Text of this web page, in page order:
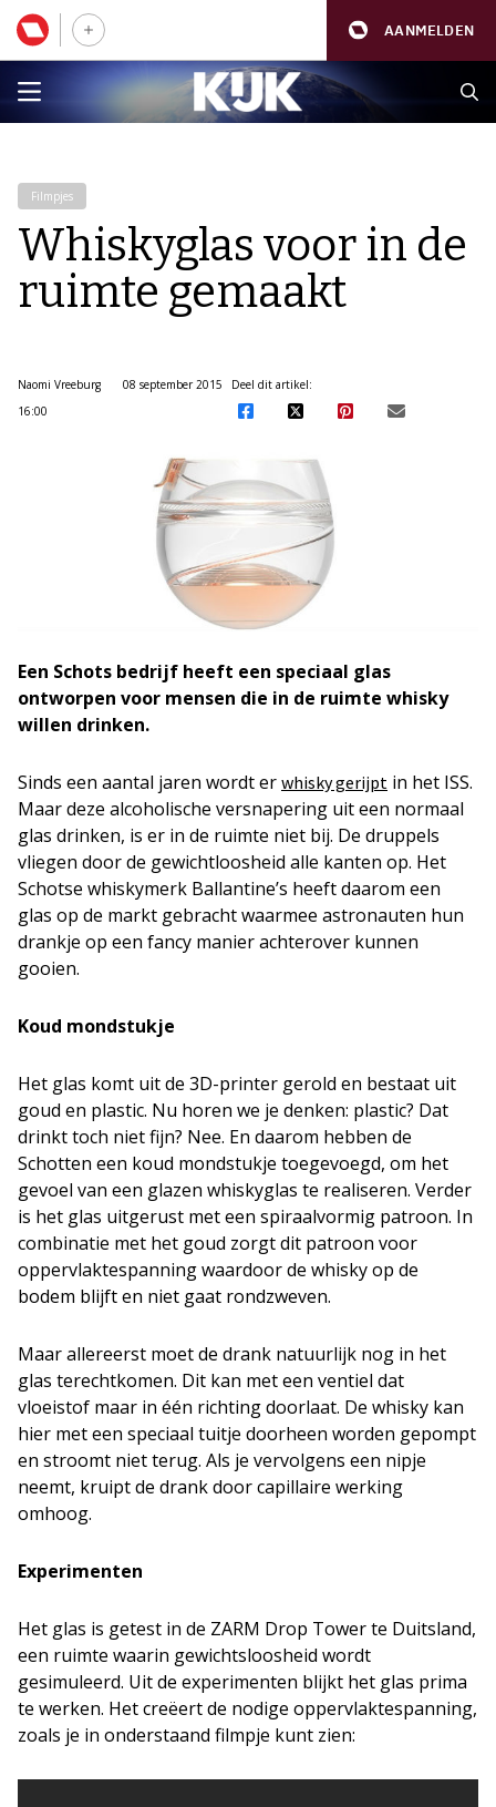
AANMELDEN
Filmpjes
Whiskyglas voor in de
ruimte gemaakt
Naomi Vreeburg
08 september 2015
16:00
Deel dit artikel:
Een Schots bedrijf heeft een speciaal glas
ontworpen voor mensen die in de ruimte whisky
willen drinken.
Sinds een aantal jaren wordt er whisky gerijpt in het ISS.
Maar deze alcoholische versnapering uit een normaal
glas drinken, is er in de ruimte niet bij. De druppels
vliegen door de gewichtloosheid alle kanten op. Het
Schotse whiskymerk Ballantine’s heeft daarom een
glas op de markt gebracht waarmee astronauten hun
drankje op een fancy manier achterover kunnen
gooien.
Koud mondstukje
Het glas komt uit de 3D-printer gerold en bestaat uit
goud en plastic. Nu horen we je denken: plastic? Dat
drinkt toch niet fijn? Nee. En daarom hebben de
Schotten een koud mondstukje toegevoegd, om het
gevoel van een glazen whiskyglas te realiseren. Verder
is het glas uitgerust met een spiraalvormig patroon. In
combinatie met het goud zorgt dit patroon voor
oppervlaktespanning waardoor de whisky op de
bodem blijft en niet gaat rondzweven.
Maar allereerst moet de drank natuurlijk nog in het
glas terechtkomen. Dit kan met een ventiel dat
vloeistof maar in één richting doorlaat. De whisky kan
hier met een speciaal tuitje doorheen worden gepompt
en stroomt niet terug. Als je vervolgens een nipje
neemt, kruipt de drank door capillaire werking
omhoog.
Experimenten
Het glas is getest in de ZARM Drop Tower te Duitsland,
een ruimte waarin gewichtsloosheid wordt
gesimuleerd. Uit de experimenten blijkt het glas prima
te werken. Het creëert de nodige oppervlaktespanning,
zoals je in onderstaand filmpje kunt zien: